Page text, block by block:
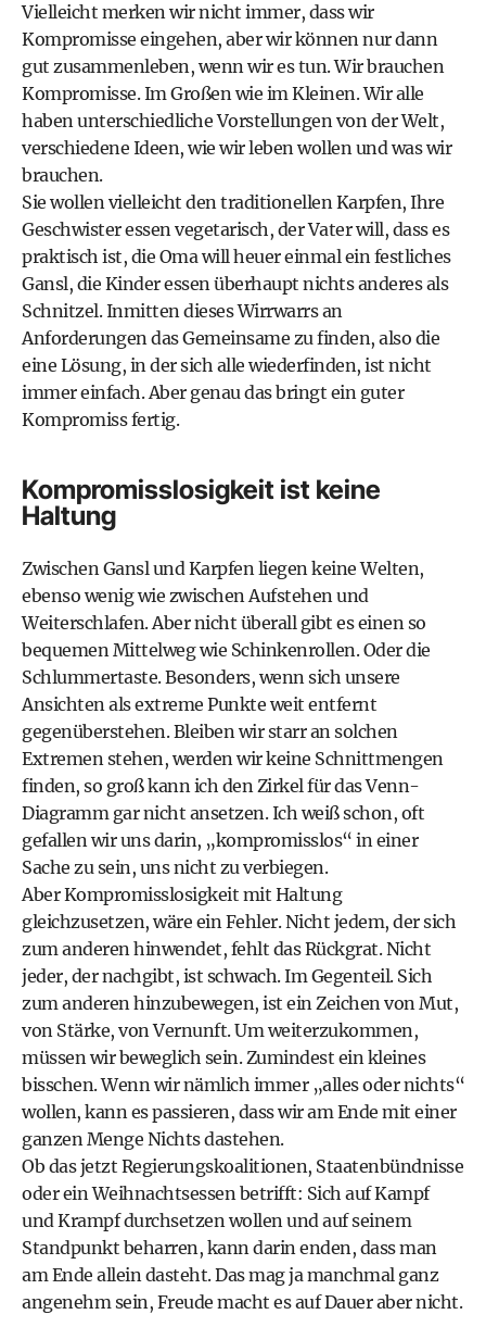
Vielleicht merken wir nicht immer, dass wir
Kompromisse eingehen, aber wir können nur dann
gut zusammenleben, wenn wir es tun. Wir brauchen
Kompromisse. Im Großen wie im Kleinen. Wir alle
haben unterschiedliche Vorstellungen von der Welt,
verschiedene Ideen, wie wir leben wollen und was wir
brauchen.
Sie wollen vielleicht den traditionellen Karpfen, Ihre
Geschwister essen vegetarisch, der Vater will, dass es
praktisch ist, die Oma will heuer einmal ein festliches
Gansl, die Kinder essen überhaupt nichts anderes als
Schnitzel. Inmitten dieses Wirrwarrs an
Anforderungen das Gemeinsame zu finden, also die
eine Lösung, in der sich alle wiederfinden, ist nicht
immer einfach. Aber genau das bringt ein guter
Kompromiss fertig.
Kompromisslosigkeit ist keine
Haltung
Zwischen Gansl und Karpfen liegen keine Welten,
ebenso wenig wie zwischen Aufstehen und
Weiterschlafen. Aber nicht überall gibt es einen so
bequemen Mittelweg wie Schinkenrollen. Oder die
Schlummertaste. Besonders, wenn sich unsere
Ansichten als extreme Punkte weit entfernt
gegenüberstehen. Bleiben wir starr an solchen
Extremen stehen, werden wir keine Schnittmengen
finden, so groß kann ich den Zirkel für das Venn-
Diagramm gar nicht ansetzen. Ich weiß schon, oft
gefallen wir uns darin, „kompromisslos“ in einer
Sache zu sein, uns nicht zu verbiegen.
Aber Kompromisslosigkeit mit Haltung
gleichzusetzen, wäre ein Fehler. Nicht jedem, der sich
zum anderen hinwendet, fehlt das Rückgrat. Nicht
jeder, der nachgibt, ist schwach. Im Gegenteil. Sich
zum anderen hinzubewegen, ist ein Zeichen von Mut,
von Stärke, von Vernunft. Um weiterzukommen,
müssen wir beweglich sein. Zumindest ein kleines
bisschen. Wenn wir nämlich immer „alles oder nichts“
wollen, kann es passieren, dass wir am Ende mit einer
ganzen Menge Nichts dastehen.
Ob das jetzt Regierungskoalitionen, Staatenbündnisse
oder ein Weihnachtsessen betrifft: Sich auf Kampf
und Krampf durchsetzen wollen und auf seinem
Standpunkt beharren, kann darin enden, dass man
am Ende allein dasteht. Das mag ja manchmal ganz
angenehm sein, Freude macht es auf Dauer aber nicht.